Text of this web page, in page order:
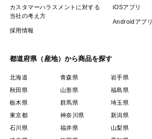
カスタマーハラスメントに対する
当社の考え方
採用情報
iOSアプリ
Androidアプリ
都道府県（産地）から商品を探す
北海道 青森県 岩手県
秋田県
山形県 福島県
栃木県
群馬県 埼玉県
東京都
神奈川県 新潟県
石川県
福井県 山梨県